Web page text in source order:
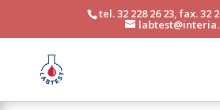
tel. 32 228 26 23, fax. 32